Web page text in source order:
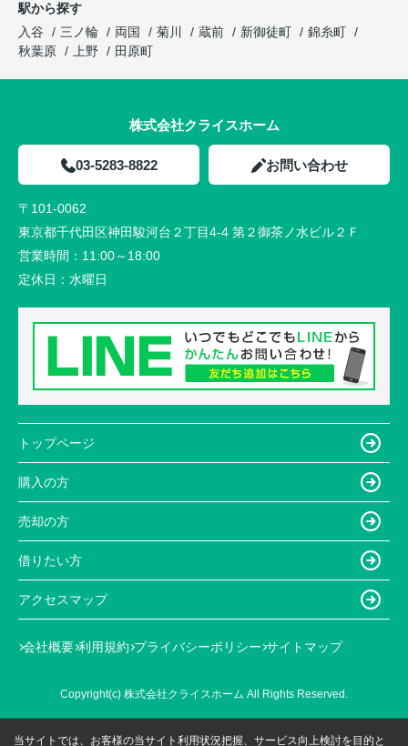
駅から探す
入谷
三ノ輪 両国 菊川 蔵前 新御徒町
錦糸町
秋葉原
上野 田原町
株式会社クライスホーム
03-5283-8822 お問い合わせ
〒101-0062
東京都千代田区神田駿河台２丁目4-4 第２御茶ノ水ビル２Ｆ
営業時間： 11:00～18:00
定休日： 水曜日
トップページ
購入の方
売却の方
借りたい方
アクセスマップ
会社概要 利用規約 プライバシーポリシー サイトマップ
Copyright(c) 株式会社クライスホーム All Rights Reserved.
当サイトでは、お客様の当サイト利用状況把握、サービス向上検討を目的と